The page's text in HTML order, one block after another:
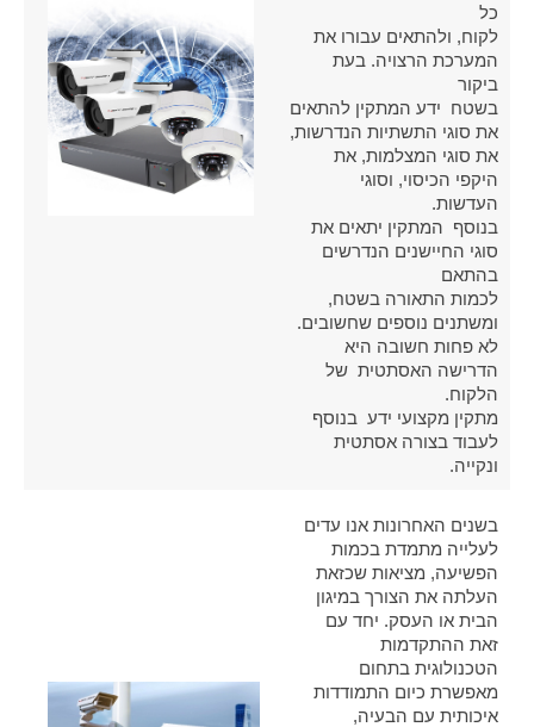
כל
לקוח, ולהתאים עבורו את
המערכת הרצויה. בעת
ביקור
בשטח ידע המתקין להתאים
את סוגי התשתיות הנדרשות,
את סוגי המצלמות, את
היקפי הכיסוי, וסוגי
העדשות.
בנוסף המתקין יתאים את
סוגי החיישנים הנדרשים
בהתאם
לכמות התאורה בשטח,
ומשתנים נוספים שחשובים.
לא פחות חשובה היא
הדרישה האסתטית של
הלקוח.
מתקין מקצועי ידע בנוסף
לעבוד בצורה אסתטית
ונקייה.
בשנים האחרונות אנו עדים
לעלייה מתמדת בכמות
הפשיעה, מציאות שכזאת
העלתה את הצורך במיגון
הבית או העסק. יחד עם
זאת ההתקדמות
הטכנולוגית בתחום
מאפשרת כיום התמודדות
איכותית עם הבעיה,